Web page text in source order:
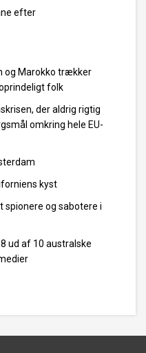
efter
og Marokko trækker
folk
der aldrig rigtig
omkring hele EU-
kyst
spionere og sabotere i
ud af 10 australske